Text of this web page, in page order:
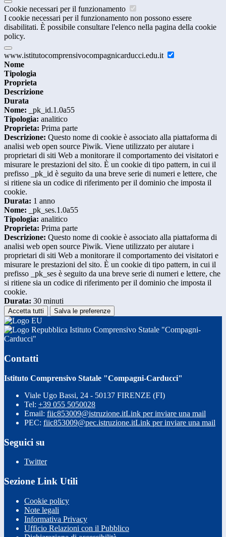
Cookie necessari per il funzionamento
I cookie necessari per il funzionamento non possono essere
disabilitati. È possibile consultare l'elenco nella pagina della cookie
policy.
www.istitutocomprensivocompagnicarducci.edu.it
Nome
Tipologia
Proprieta
Descrizione
Durata
Nome: _pk_id.1.0a55
Tipologia: analitico
Proprieta: Prima parte
Descrizione: Questo nome di cookie è associato alla piattaforma di
analisi web open source Piwik. Viene utilizzato per aiutare i
proprietari di siti Web a monitorare il comportamento dei visitatori e
misurare le prestazioni del sito. È un cookie di tipo pattern, in cui il
prefisso _pk_id è seguito da una breve serie di numeri e lettere, che
si ritiene sia un codice di riferimento per il dominio che imposta il
cookie.
Durata: 1 anno
Nome: _pk_ses.1.0a55
Tipologia: analitico
Proprieta: Prima parte
Descrizione: Questo nome di cookie è associato alla piattaforma di
analisi web open source Piwik. Viene utilizzato per aiutare i
proprietari di siti Web a monitorare il comportamento dei visitatori e
misurare le prestazioni del sito. È un cookie di tipo pattern, in cui il
prefisso _pk_ses è seguito da una breve serie di numeri e lettere, che
si ritiene sia un codice di riferimento per il dominio che imposta il
cookie.
Durata: 30 minuti
Accetta tutti Salva le preferenze
Istituto Comprensivo Statale "Compagni-
Carducci"
Contatti
Istituto Comprensivo Statale "Compagni-Carducci"
Viale Ugo Bassi, 24 - 50137 FIRENZE (FI)
Tel: +39 055 5050028
Email: fiic853009@istruzione.itLink per inviare una mail
PEC: fiic853009@pec.istruzione.itLink per inviare una mail
Seguici su
Twitter
Sezione Link Utili
Cookie policy
Note legali
Informativa Privacy
Ufficio Relazioni con il Pubblico